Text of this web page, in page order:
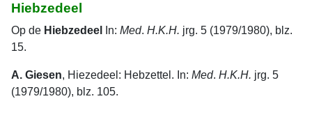
Hiebzedeel
Op de Hiebzedeel In: Med. H.K.H. jrg. 5 (1979/1980), blz.
15.
A. Giesen, Hiezedeel: Hebzettel. In: Med. H.K.H. jrg. 5
(1979/1980), blz. 105.